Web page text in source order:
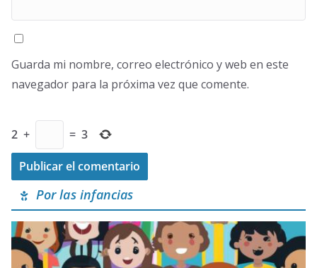
Guarda mi nombre, correo electrónico y web en este
navegador para la próxima vez que comente.
2 + = 3
Por las infancias